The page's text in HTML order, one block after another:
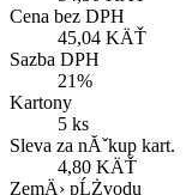
Cena bez DPH
45,04 KÄŤ
Sazba DPH
21%
Kartony
5 ks
Sleva za nĂˇkup kart.
4,80 KÄŤ
ZemÄ› pĹŻvodu